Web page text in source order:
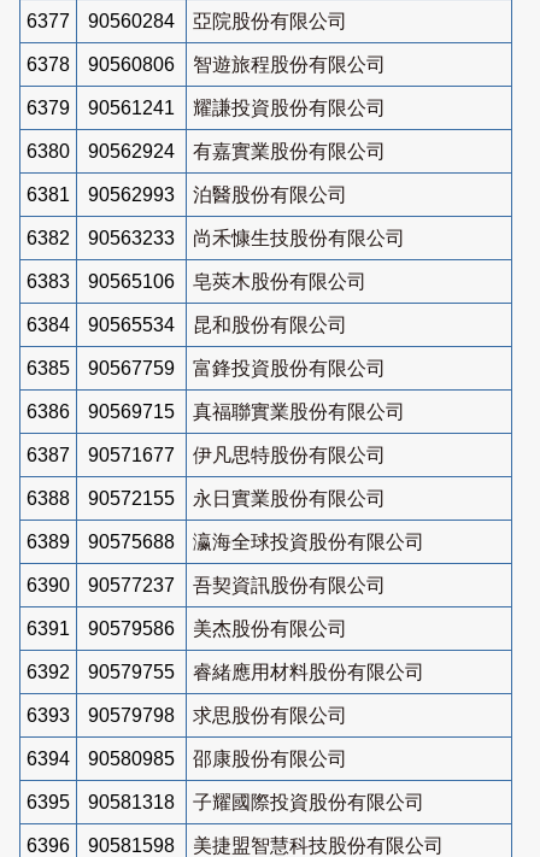
6377 90560284 亞院股份有限公司
6378 90560806 智遊旅程股份有限公司
6379 90561241 耀謙投資股份有限公司
6380 90562924 有嘉實業股份有限公司
6381 90562993 泊醫股份有限公司
6382 90563233 尚禾慷生技股份有限公司
6383 90565106 皂莢木股份有限公司
6384 90565534 昆和股份有限公司
6385 90567759 富鋒投資股份有限公司
6386 90569715 真福聯實業股份有限公司
6387 90571677 伊凡思特股份有限公司
6388 90572155 永日實業股份有限公司
6389 90575688 瀛海全球投資股份有限公司
6390 90577237 吾契資訊股份有限公司
6391 90579586 美杰股份有限公司
6392 90579755 睿緒應用材料股份有限公司
6393 90579798 求思股份有限公司
6394 90580985 邵康股份有限公司
6395 90581318 子耀國際投資股份有限公司
6396 90581598 美捷盟智慧科技股份有限公司